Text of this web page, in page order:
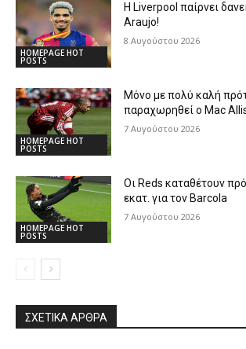
HOMEPAGE HOT
POSTS
Η Liverpool παίρνει
Araujo!
8 Αυγούστου 2026
HOMEPAGE HOT
POSTS
Μόνο με πολύ καλή
παραχωρηθεί ο Mac
7 Αυγούστου 2026
HOMEPAGE HOT
POSTS
Οι Reds καταθέτουν
εκατ. για τον Barcola
7 Αυγούστου 2026
ΣΧΕΤΙΚΆ ΆΡΘΡΑ